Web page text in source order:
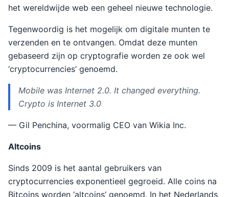
het wereldwijde web een geheel nieuwe technologie.
Tegenwoordig is het mogelijk om digitale munten te
verzenden en te ontvangen. Omdat deze munten
gebaseerd zijn op cryptografie worden ze ook wel
‘cryptocurrencies’ genoemd.
Mobile was Internet 2.0. It changed everything.
Crypto is Internet 3.0
— Gil Penchina, voormalig CEO van Wikia Inc.
Altcoins
Sinds 2009 is het aantal gebruikers van
cryptocurrencies exponentieel gegroeid. Alle coins na
Bitcoins worden ‘altcoins’ genoemd. In het Nederlands